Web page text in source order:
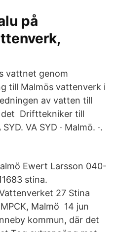
på
vattnet genom
till Malmös vattenverk i
av vatten till
Drifttekniker till
VA SYD · Malmö. ·.
Ewert Larsson 040-
stina.
27 Stina
Malmö 14 jun
kommun, där det